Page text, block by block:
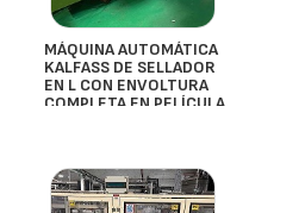
MÁQUINA AUTOMÁTICA
KALFASS DE SELLADOR
EN L CON ENVOLTURA
COMPLETA EN PELÍCULA